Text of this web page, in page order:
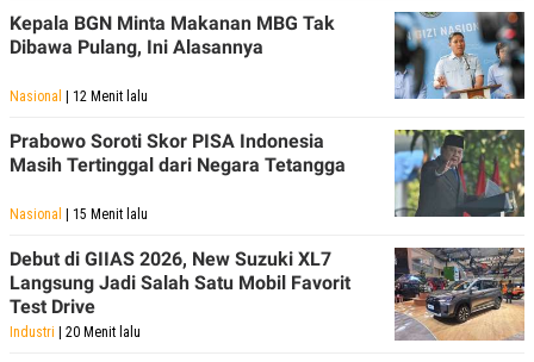
I
D
SITEMAP PROFILETERM
OF
USE
PEMBERITAAN
PRIVACY
POLICY
Kepala BGN Minta Makanan MBG Tak
Dibawa Pulang, Ini Alasannya
Nasional | 12 Menit lalu
Prabowo Soroti Skor PISA Indonesia
Masih Tertinggal dari Negara Tetangga
Nasional | 15 Menit lalu
Debut di GIIAS 2026, New Suzuki XL7
Langsung Jadi Salah Satu Mobil Favorit
Test Drive
Industri | 20 Menit lalu